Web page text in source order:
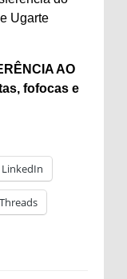
Ugarte
AO
fofocas e
LinkedIn
Threads